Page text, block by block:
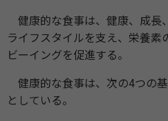
健康的な食事は、健康、成長
ライフスタイルを支え、栄養素
ビーイングを促進する。
健康的な食事は、次の4つの
としている。